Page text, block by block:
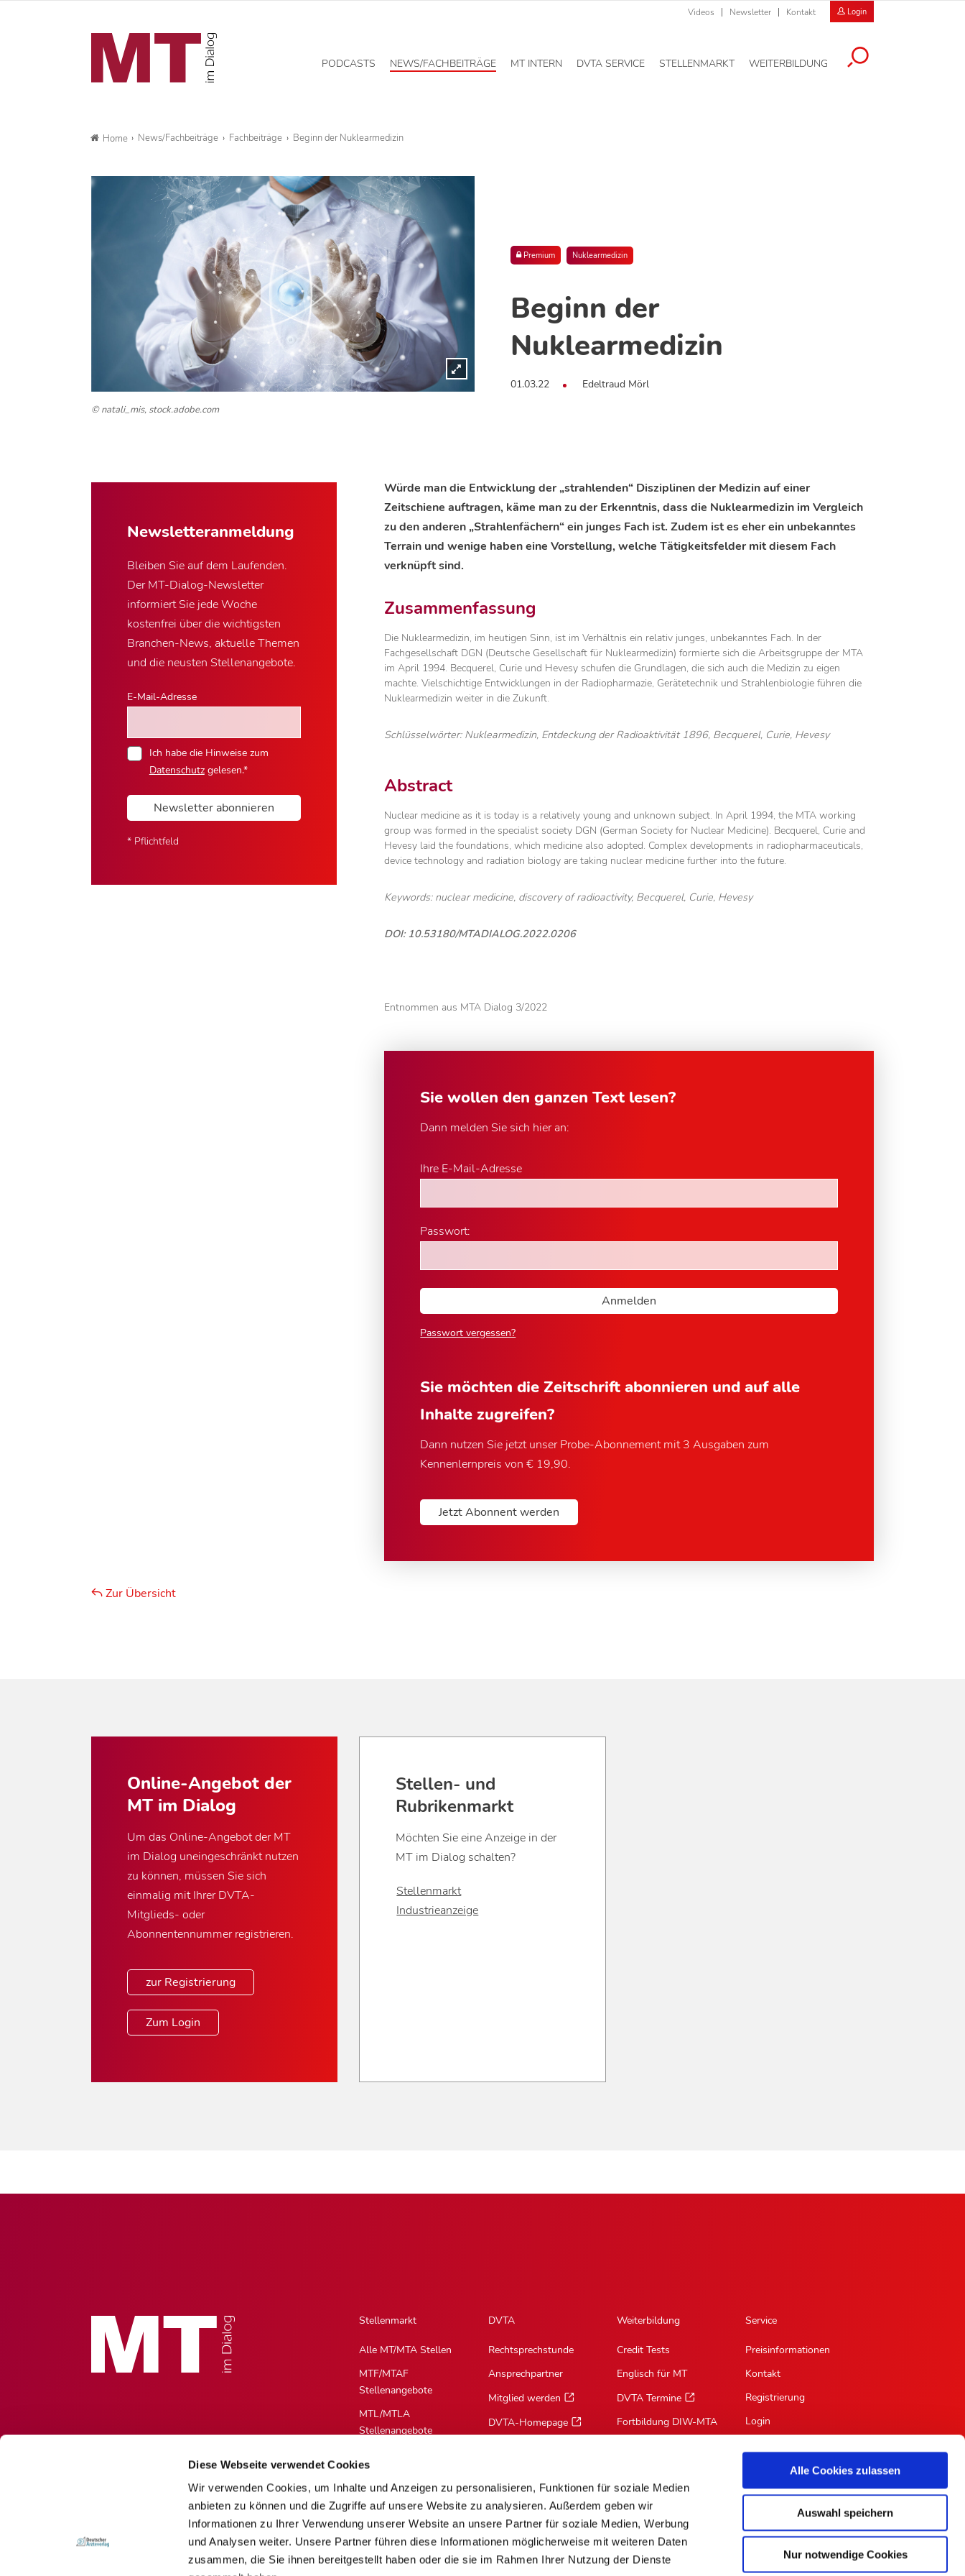
Diese Webseite verwendet Cookies
Wir verwenden Cookies, um Inhalte und Anzeigen zu personalisieren, Funktionen für soziale Medien
anbieten zu können und die Zugriffe auf unsere Website zu analysieren. Außerdem geben wir
Informationen zu Ihrer Verwendung unserer Website an unsere Partner für soziale Medien, Werbung
und Analysen weiter. Unsere Partner führen diese Informationen möglicherweise mit weiteren Daten
zusammen, die Sie ihnen bereitgestellt haben oder die sie im Rahmen Ihrer Nutzung der Dienste
Alle Cookies zulassen
Auswahl speichern
Nur notwendige Cookies
Videos Newsletter Kontakt Login
PODCASTS NEWS/FACHBEITRÄGE MT INTERN DVTA SERVICE STELLENMARKT WEITERBILDUNG
Home News/Fachbeiträge Fachbeiträge Beginn der Nuklearmedizin
Premium Nuklearmedizin
Beginn der
Nuklearmedizin
01.03.22 Edeltraud Mörl
© natali_mis, stock.adobe.com
Newsletter­anmeldung
Bleiben Sie auf dem Laufenden.
Der MT-Dialog-Newsletter
informiert Sie jede Woche
kostenfrei über die wichtigsten
Branchen-News, aktuelle Themen
und die neusten Stellenangebote.
E-Mail-Adresse
Ich habe die Hinweise zum
Datenschutzgelesen.*
Newsletter abonnieren
* Pflichtfeld
Würde man die Entwicklung der „strahlenden“ Disziplinen der Medizin auf einer
Zeitschiene auftragen, käme man zu der Erkenntnis, dass die Nuklearmedizin im Vergleich
zu den anderen „Strahlenfächern“ ein junges Fach ist. Zudem ist es eher ein unbekanntes
Terrain und wenige haben eine Vorstellung, welche Tätigkeitsfelder mit diesem Fach
verknüpft sind.
Zusammenfassung
Die Nuklearmedizin, im heutigen Sinn, ist im Verhältnis ein relativ junges, unbekanntes Fach. In der
Fachgesellschaft DGN (Deutsche Gesellschaft für Nuklearmedizin) formierte sich die Arbeitsgruppe der MTA
im April 1994. Becquerel, Curie und Hevesy schufen die Grundlagen, die sich auch die Medizin zu eigen
machte. Vielschichtige Entwicklungen in der Radiopharmazie, Gerätetechnik und Strahlenbiologie führen die
Nuklearmedizin weiter in die Zukunft.
Schlüsselwörter: Nuklearmedizin, Entdeckung der Radioaktivität 1896, Becquerel, Curie, Hevesy
Abstract
Nuclear medicine as it is today is a relatively young and unknown subject. In April 1994, the MTA working
group was formed in the specialist society DGN (German Society for Nuclear Medicine). Becquerel, Curie and
Hevesy laid the foundations, which medicine also adopted. Complex developments in radiopharmaceuticals,
device technology and radiation biology are taking nuclear medicine further into the future.
Keywords: nuclear medicine, discovery of radioactivity, Becquerel, Curie, Hevesy
DOI: 10.53180/MTADIALOG.2022.0206
Entnommen aus MTA Dialog 3/2022
Sie wollen den ganzen Text lesen?
Dann melden Sie sich hier an:
Ihre E-Mail-Adresse
Passwort:
Passwort vergessen?
Sie möchten die Zeitschrift abonnieren und auf alle
Inhalte zugreifen?
Dann nutzen Sie jetzt unser Probe-Abonnement mit 3 Ausgaben zum
Kennenlernpreis von € 19,90.
Jetzt Abonnent werden
Zur Übersicht
Online-Angebot der
MT im Dialog
Um das Online-Angebot der MT
im Dialog uneingeschränkt nutzen
zu können, müssen Sie sich
einmalig mit Ihrer DVTA-
Mitglieds- oder
Abonnentennummer registrieren.
zur Registrierung
Zum Login
Stellen- und
Rubrikenmarkt
Möchten Sie eine Anzeige in der
MT im Dialog schalten?
Stellenmarkt
Industrieanzeige
Stellenmarkt
Alle MT/MTA Stellen
MTF/MTAF
Stellenangebote
MTL/MTLA
Stellenangebote
Stellenangebote
MTV/VMTA
Stellenangebote
DVTA
Rechtsprechstunde
Ansprechpartner
Mitglied werden
DVTA-Homepage
Weiterbildung
Credit Tests
Englisch für MT
DVTA Termine
Fortbildung DIW-MTA
Service
Preisinformationen
Kontakt
Registrierung
Login
RSS-Feed
Für Autoren